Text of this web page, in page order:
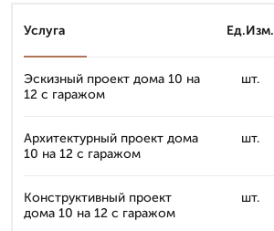
Услуга Ед.Изм.
Эскизный проект дома 10 на
12 с гаражом
шт.
Архитектурный проект дома
10 на 12 с гаражом
шт.
Конструктивный проект
дома 10 на 12 с гаражом
шт.